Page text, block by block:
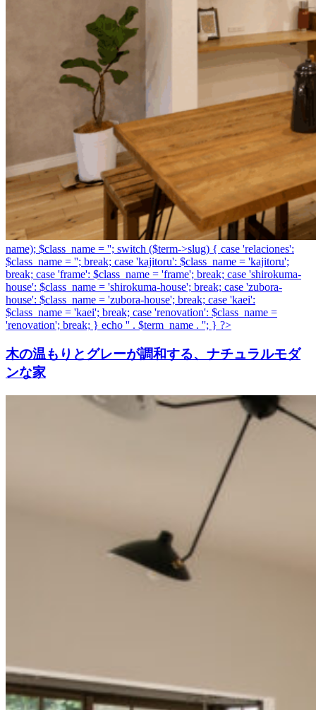
name); $class_name = ''; switch ($term->slug) { case 'relaciones':
$class_name = ''; break; case 'kajitoru': $class_name = 'kajitoru';
break; case 'frame': $class_name = 'frame'; break; case 'shirokuma-
house': $class_name = 'shirokuma-house'; break; case 'zubora-
house': $class_name = 'zubora-house'; break; case 'kaei':
$class_name = 'kaei'; break; case 'renovation': $class_name =
'renovation'; break; } echo '' . $term_name . ''; } ?>
木の温もりとグレーが調和する、ナチュラルモダ
ンな家